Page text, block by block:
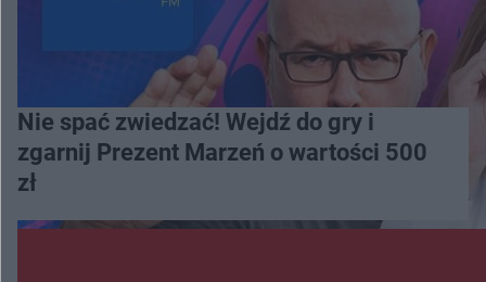
Nie spać zwiedzać! Wejdź do gry i
zgarnij Prezent Marzeń o wartości 500
zł